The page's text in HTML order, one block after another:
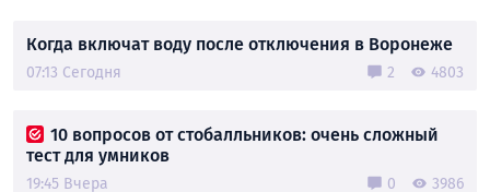
Когда включат воду после отключения в Воронеже
07:13 Сегодня 2 4803
10 вопросов от стобалльников: очень сложный
тест для умников
19:45 Вчера 0 3986